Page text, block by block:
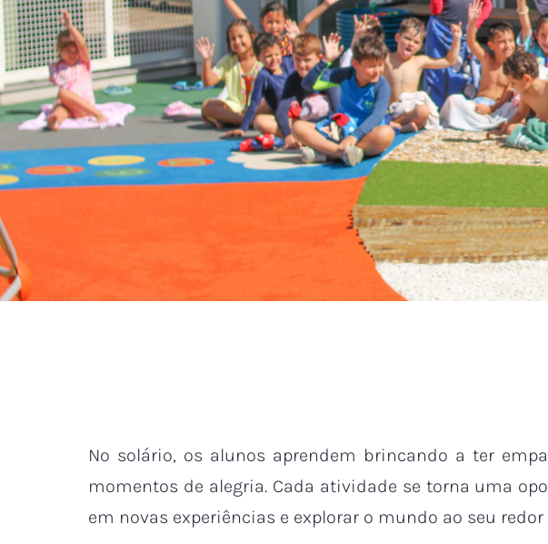
No solário, os alunos aprendem brincando a ter
momentos de alegria. Cada atividade se torna uma
em novas experiências e explorar o mundo ao seu